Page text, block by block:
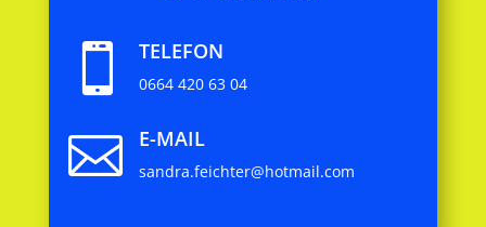
 TELEFON
0664 420 63 04
 E-MAIL
sandra.feichter@hotmail.com